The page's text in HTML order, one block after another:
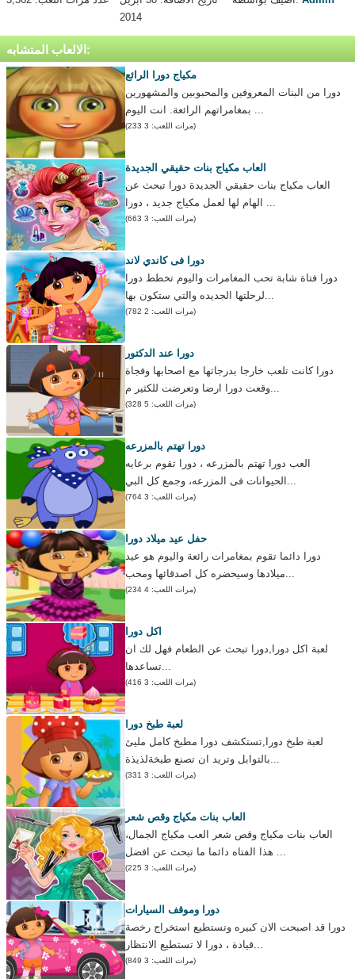
2014
الالعاب المتشابه:
مكياج دورا الرائع
دورا من البنات المعروفين والمحبوبين والمشهورين
بمغامراتهم الرائعة. انت اليوم ...
(مرات اللعب: 3 233)
العاب مكياج بنات حقيقي الجديدة
العاب مكياج بنات حقيقي الجديدة دورا تبحث عن
الهام لها لعمل مكياج جديد ، دورا ...
(مرات اللعب: 3 663)
دورا فى كاندي لاند
دورا فتاة شابة تحب المغامرات واليوم تخطط دورا
لرحلتها الجديده والتي ستكون بها...
(مرات اللعب: 2 782)
دورا عند الدكتور
دورا كانت تلعب خارجا بدرجاتها مع اصحابها وفجاة
وقعت دورا ارضا وتعرضت للكثير م...
(مرات اللعب: 5 328)
دورا تهتم بالمزرعه
العب دورا تهتم بالمزرعه ، دورا تقوم برعايه
الحيوانات فى المزرعه، وجمع كل البي...
(مرات اللعب: 3 764)
حفل عيد ميلاد دورا
دورا دائما تقوم بمغامرات رائعة واليوم هو عيد
ميلادها وسيحضره كل اصدقائها ومحب...
(مرات اللعب: 4 234)
اكل دورا
لعبة اكل دورا,دورا تبحث عن الطعام فهل لك ان
تساعدها...
(مرات اللعب: 3 416)
لعبة طبخ دورا
لعبة طبخ دورا,تستكشف دورا مطبخ كامل مليئ
بالتوابل وتريد ان تصنع طبخةلذيذة...
(مرات اللعب: 3 331)
العاب بنات مكياج وقص شعر
العاب بنات مكياج وقص شعر العب مكياج الجمال،
هذا الفتاه دائما ما تبحث عن افضل ...
(مرات اللعب: 3 225)
دورا وموقف السيارات
دورا قد اصبحت الان كبيره وتستطيع استخراج رخصة
قيادة ، دورا لا تستطيع الانتظار...
(مرات اللعب: 3 849)